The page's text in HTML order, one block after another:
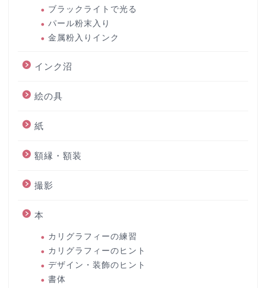
ブラックライトで光る
パール粉末入り
金属粉入りインク
インク沼
絵の具
紙
額縁・額装
撮影
本
カリグラフィーの練習
カリグラフィーのヒント
デザイン・装飾のヒント
書体